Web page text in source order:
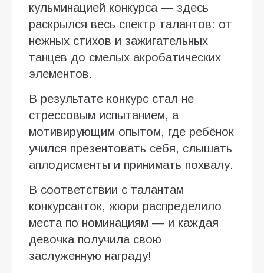
кульминацией конкурса — здесь
раскрылся весь спектр талантов: от
нежных стихов и зажигательных
танцев до смелых акробатических
элементов.
В результате конкурс стал не
стрессовым испытанием, а
мотивирующим опытом, где ребёнок
учился презентовать себя, слышать
аплодисменты и принимать похвалу.
В соответствии с талантам
конкурсанток, жюри распределило
места по номинациям — и каждая
девочка получила свою
заслуженную награду!